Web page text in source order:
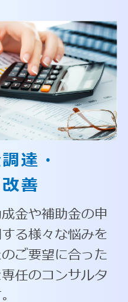
達・
善
金や補助金の申
る様々な悩みを
ご要望に合った
任のコンサルタ